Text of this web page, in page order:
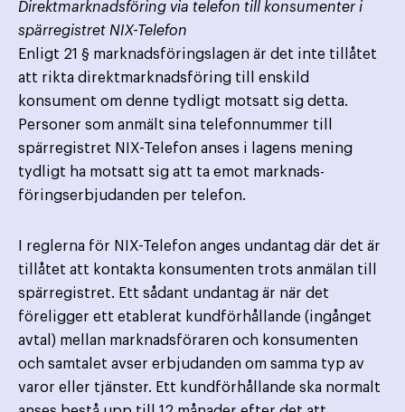
Direktmarknadsföring via telefon till konsumenter i
spärregistret NIX-Telefon
Enligt 21 § marknadsföringslagen är det inte tillåtet
att rikta direktmarknadsföring till enskild
konsument om denne tydligt motsatt sig detta.
Personer som anmält sina telefonnummer till
spärregistret NIX-Telefon anses i lagens mening
tydligt ha motsatt sig att ta emot marknads­
föringserbjudanden per telefon.
I reglerna för NIX-Telefon anges undantag där det är
tillåtet att kontakta konsumenten trots anmälan till
spärregistret. Ett sådant undantag är när det
föreligger ett etablerat kundförhållande (ingånget
avtal) mellan marknads­föraren och konsumenten
och samtalet avser erbjudanden om samma typ av
varor eller tjänster. Ett kund­förhållande ska normalt